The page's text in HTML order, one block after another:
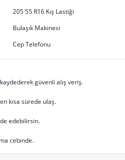
205 55 R16 Kış Lastiği
Bulaşık Makinesi
Cep Telefonu
güvenli alış veriş.
kısa sürede ulaş.
edebilirsin.
cebinde.